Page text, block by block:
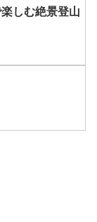
しむ絶景登山